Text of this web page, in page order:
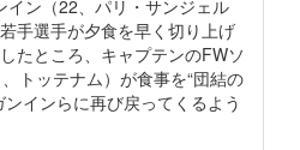
イン（22、パリ・サンジェル
手選手が夕食を早く切り上げ
たところ、キャプテンのFWソ
トッテナム）が食事を“団結の
インらに再び戻ってくるよう